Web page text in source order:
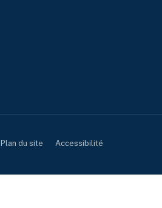
Plan du site Accessibilité